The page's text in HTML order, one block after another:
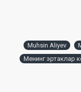
Muhsin Aliyev
Менинг эртаклар